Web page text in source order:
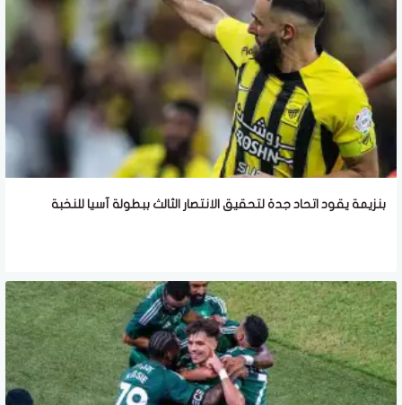
بنزيمة يقود اتحاد جدة لتحقيق الانتصار الثالث ببطولة آسيا للنخبة